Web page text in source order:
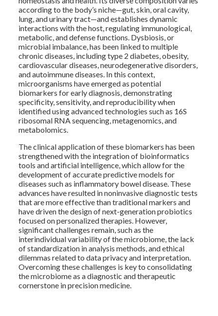
according to the body’s niche—gut, skin, oral cavity,
lung, and urinary tract—and establishes dynamic
interactions with the host, regulating immunological,
metabolic, and defense functions. Dysbiosis, or
microbial imbalance, has been linked to multiple
chronic diseases, including type 2 diabetes, obesity,
cardiovascular diseases, neurodegenerative disorders,
and autoimmune diseases. In this context,
microorganisms have emerged as potential
biomarkers for early diagnosis, demonstrating
specificity, sensitivity, and reproducibility when
identified using advanced technologies such as 16S
ribosomal RNA sequencing, metagenomics, and
metabolomics.
The clinical application of these biomarkers has been
strengthened with the integration of bioinformatics
tools and artificial intelligence, which allow for the
development of accurate predictive models for
diseases such as inflammatory bowel disease. These
advances have resulted in noninvasive diagnostic tests
that are more effective than traditional markers and
have driven the design of next-generation probiotics
focused on personalized therapies. However,
significant challenges remain, such as the
interindividual variability of the microbiome, the lack
of standardization in analysis methods, and ethical
dilemmas related to data privacy and interpretation.
Overcoming these challenges is key to consolidating
the microbiome as a diagnostic and therapeutic
cornerstone in precision medicine.